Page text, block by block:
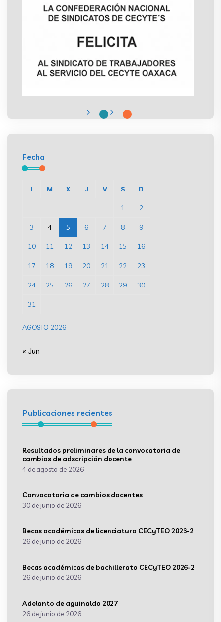
Fecha
AGOSTO 2026
L M X J V S D
1 2
3 4 5 6 7 8 9
10 11 12 13 14 15 16
17 18 19 20 21 22 23
24 25 26 27 28 29 30
31
« Jun
Publicaciones recientes
Resultados preliminares de la convocatoria de
cambios de adscripción docente
4 de agosto de 2026
Convocatoria de cambios docentes
30 de junio de 2026
Becas académicas de licenciatura CECyTEO 2026-2
26 de junio de 2026
Becas académicas de bachillerato CECyTEO 2026-2
26 de junio de 2026
Adelanto de aguinaldo 2027
26 de junio de 2026